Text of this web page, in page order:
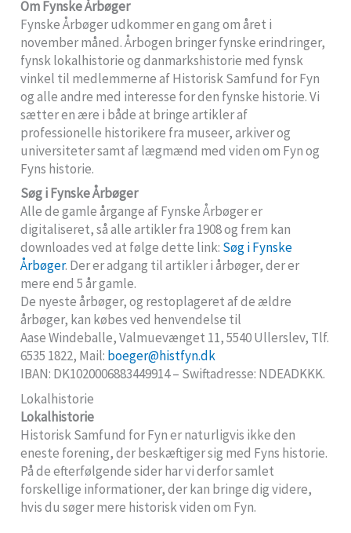
Om Fynske Årbøger
Fynske Årbøger udkommer en gang om året i
november måned. Årbogen bringer fynske erindringer,
fynsk lokalhistorie og danmarkshistorie med fynsk
vinkel til medlemmerne af Historisk Samfund for Fyn
og alle andre med interesse for den fynske historie. Vi
sætter en ære i både at bringe artikler af
professionelle historikere fra museer, arkiver og
universiteter samt af lægmænd med viden om Fyn og
Fyns historie.
Søg i Fynske Årbøger
Alle de gamle årgange af Fynske Årbøger er
digitaliseret, så alle artikler fra 1908 og frem kan
downloades ved at følge dette link: Søg i Fynske
Årbøger. Der er adgang til artikler i årbøger, der er
mere end 5 år gamle.
De nyeste årbøger, og restoplageret af de ældre
årbøger, kan købes ved henvendelse til
Aase Windeballe, Valmuevænget 11, 5540 Ullerslev, Tlf.
6535 1822, Mail: boeger@histfyn.dk
IBAN: DK1020006883449914 – Swiftadresse: NDEADKKK.
Lokalhistorie
Lokalhistorie
Historisk Samfund for Fyn er naturligvis ikke den
eneste forening, der beskæftiger sig med Fyns historie.
På de efterfølgende sider har vi derfor samlet
forskellige informationer, der kan bringe dig videre,
hvis du søger mere historisk viden om Fyn.